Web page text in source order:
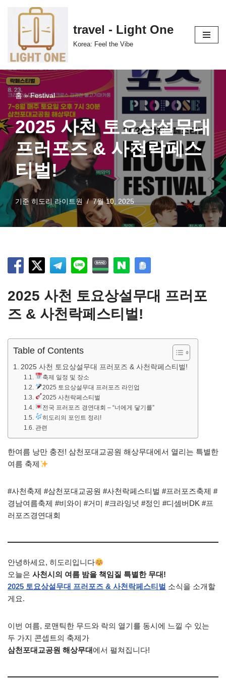
츠
로
건
너
뛰
기
travel - Light One
Korea: Feel the Vibe
홈»Festival
2025 사천 토요상설무대
프러포즈 & 사천락페스
티벌!
기준 히도리 라이트원 7월 10, 2025
2025 사천 토요상설무대 프러포
즈 & 사천락페스티벌!
Table of Contents
2025 사천 토요상설무대 프러포즈 & 사천락페스티벌!
축제 일정 및 장소
2025 토요상설무대 프러포즈 라인업
2025 사천락페스티벌
전국 프러포즈 경연대회 – “너에게 닿기를”
히도리의 포인트 정리!
관련
한여름 낭만 충전! 삼천포대교공원 해상무대에서 열리는 특별한
여름 축제
#사천축제 #삼천포대교공원 #사천락페스티벌 #프러포즈축제 #
경남여름축제 #비와이 #거미 #크라잉넛 #정인 #디셈버DK #프
러포즈경연대회
안녕하세요, 히도리입니다
오늘은 사천시의 여름 밤을 책임질 특별한 무대!
2025 토요상설무대 프러포즈 & 사천락페스티벌 소식을 소개할
게요.
이번 여름, 로맨틱한 무드와 락의 열기를 동시에 느낄 수 있는
두 가지 콘셉트의 축제가
삼천포대교공원 해상무대에서 펼쳐집니다!